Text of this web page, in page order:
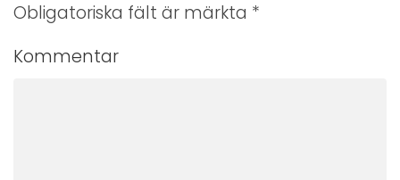
Obligatoriska fält är märkta *
Kommentar